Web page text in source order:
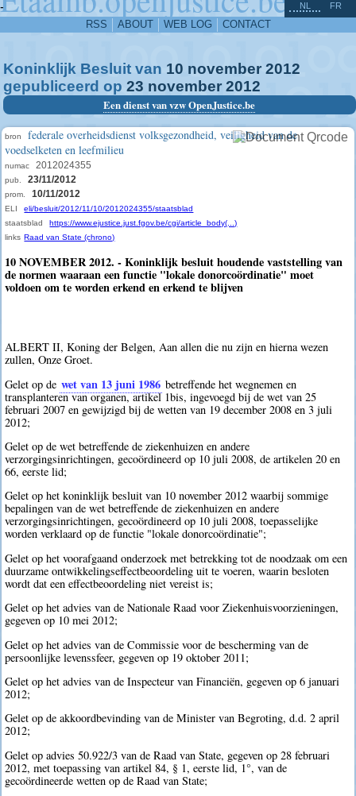
-
RSS ABOUT WEB LOG CONTACT
NL FR
Koninklijk Besluit van 10 november 2012
gepubliceerd op 23 november 2012
Een dienst van vzw OpenJustice.be
bron
federale overheidsdienst volksgezondheid, veiligheid van de
voedselketen en leefmilieu
numac 2012024355
pub. 23/11/2012
prom. 10/11/2012
ELI
eli/besluit/2012/11/10/2012024355/staatsblad
staatsblad
https://www.ejustice.just.fgov.be/cgi/article_body(...)
links Raad van State (chrono)
10 NOVEMBER 2012. - Koninklijk besluit houdende vaststelling van
de normen waaraan een functie "lokale donorcoördinatie" moet
voldoen om te worden erkend en erkend te blijven
ALBERT II, Koning der Belgen, Aan allen die nu zijn en hierna wezen
zullen, Onze Groet.
Gelet op de wet van 13 juni 1986 betreffende het wegnemen en
transplanteren van organen, artikel 1bis, ingevoegd bij de wet van 25
februari 2007 en gewijzigd bij de wetten van 19 december 2008 en 3 juli
2012;
Gelet op de wet betreffende de ziekenhuizen en andere
verzorgingsinrichtingen, gecoördineerd op 10 juli 2008, de artikelen 20 en
66, eerste lid;
Gelet op het koninklijk besluit van 10 november 2012 waarbij sommige
bepalingen van de wet betreffende de ziekenhuizen en andere
verzorgingsinrichtingen, gecoördineerd op 10 juli 2008, toepasselijke
worden verklaard op de functie "lokale donorcoördinatie";
Gelet op het voorafgaand onderzoek met betrekking tot de noodzaak om een
duurzame ontwikkelingseffectbeoordeling uit te voeren, waarin besloten
wordt dat een effectbeoordeling niet vereist is;
Gelet op het advies van de Nationale Raad voor Ziekenhuisvoorzieningen,
gegeven op 10 mei 2012;
Gelet op het advies van de Commissie voor de bescherming van de
persoonlijke levenssfeer, gegeven op 19 oktober 2011;
Gelet op het advies van de Inspecteur van Financiën, gegeven op 6 januari
2012;
Gelet op de akkoordbevinding van de Minister van Begroting, d.d. 2 april
2012;
Gelet op advies 50.922/3 van de Raad van State, gegeven op 28 februari
2012, met toepassing van artikel 84, § 1, eerste lid, 1°, van de
gecoördineerde wetten op de Raad van State;
^